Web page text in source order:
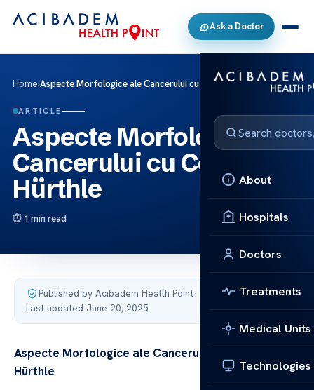
Ask a Doctor
About
Hospitals
Doctors
Treatments
Medical Units
Technologies
Home›Aspecte Morfologice ale Cancerului cu Celule Hürthle
ARTICLE
Aspecte Morfologice ale
Cancerului cu Celule
Hürthle
1 min read
Published by Acibadem Health Point·
Last updated June 20, 2025
Aspecte Morfologice ale Cancerului cu Celule
Hürthle